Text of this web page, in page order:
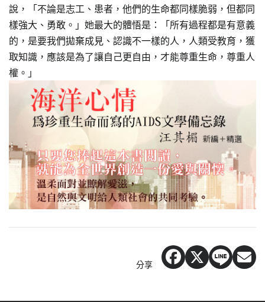
說，「不論是志工、患者，他們的生命都同樣脆弱，但都同
樣強大、勇敢。」她最大的體悟是：「所有過程都是有意義
的，是要我們拋棄成見、認識不一樣的人，人類受教育，獲
取知識，應該是為了讓自己更自由，才能尊重生命，尊重人
權。」
分享